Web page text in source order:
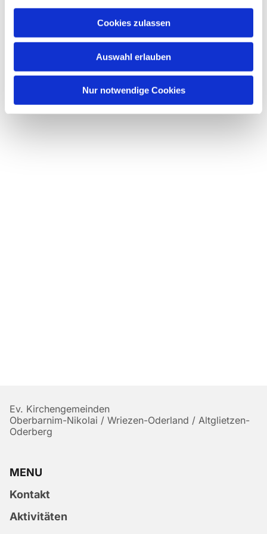
Cookies zulassen
Auswahl erlauben
Nur notwendige Cookies
Dies könnte Sie auch
interessieren
Ev. Kirchengemeinden
Oberbarnim-Nikolai / Wriezen-Oderland / Altglietzen-
Oderberg
MENU
Kontakt
Aktivitäten